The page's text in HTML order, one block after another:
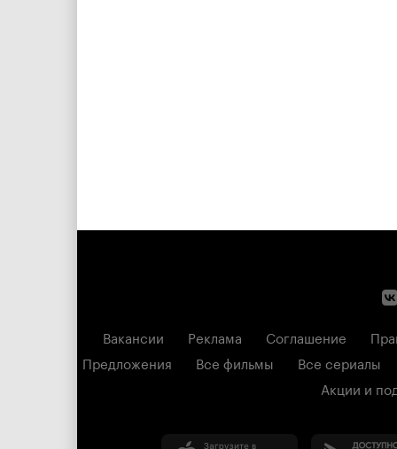
Вакансии Реклама Соглашение
Предложения
Все фильмы
Все сериалы
Акции и